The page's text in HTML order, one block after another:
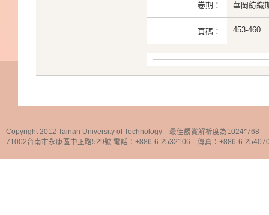
卷期： 華岡紡織
頁碼： 453-460
Copyright 2012 Tainan University of Technology 最佳觀賞解析度為1024*768
71002台南市永康區中正路529號 電話：+886-6-2532106 傳真：+886-6-